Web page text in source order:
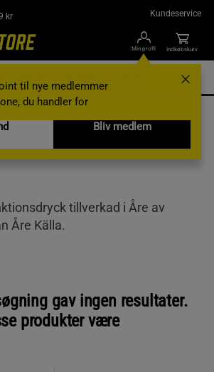
kr Kundeservice
Min profil
til nye medlemmer
du handler for
Bliv medlem
Indkøbskurv
tillverkad i Åre av
Åre Källa.
gav ingen resultater.
produkter være